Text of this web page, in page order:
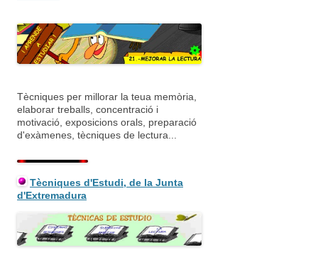
Tècniques per millorar la teua memòria,
elaborar treballs, concentració i
motivació, exposicions orals, preparació
d'exàmenes, tècniques de lectura...
Tècniques d'Estudi, de la Junta
d'Extremadura